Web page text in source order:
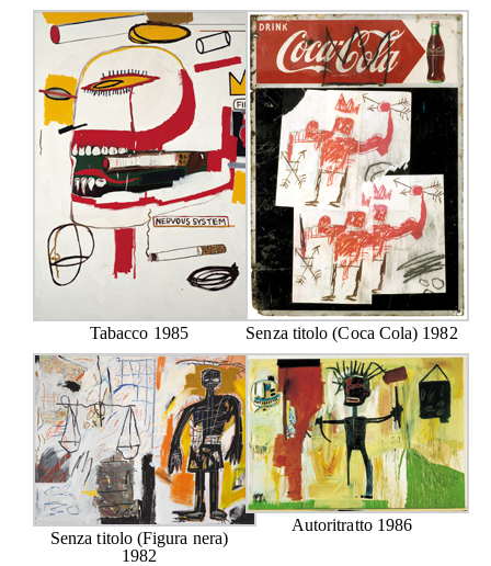
Tabacco 1985 Senza titolo (Coca Cola) 1982
Senza titolo (Figura nera)
1982
Autoritratto 1986